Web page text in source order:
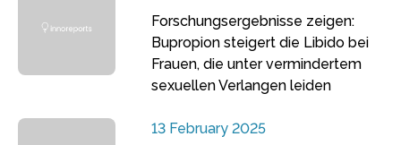
Forschungsergebnisse zeigen:
Bupropion steigert die Libido bei
Frauen, die unter vermindertem
sexuellen Verlangen leiden
13 February 2025